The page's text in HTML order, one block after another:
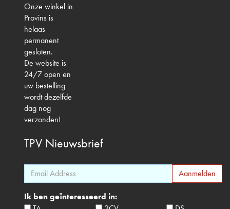
Onze winkel in
Provins is
helaas
permanent
gesloten.
De website is
24/7 open en
uw bestelling
wordt dezelfde
dag nog
verzonden!
TPV Nieuwsbrief
Ik ben geïnteresseerd in: